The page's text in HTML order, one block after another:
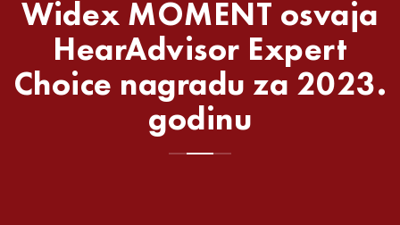
Widex MOMENT osvaja
HearAdvisor Expert
Choice nagradu za 2023.
godinu